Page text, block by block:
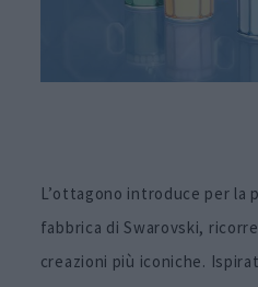
L’ottagono introduce per la
fabbrica di Swarovski,
creazioni più iconiche.